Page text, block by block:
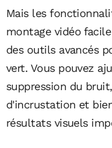
Mais les
montage vidéo
des outils avancés
vert. Vous pouvez
suppression du
d'incrustation et
résultats visuels